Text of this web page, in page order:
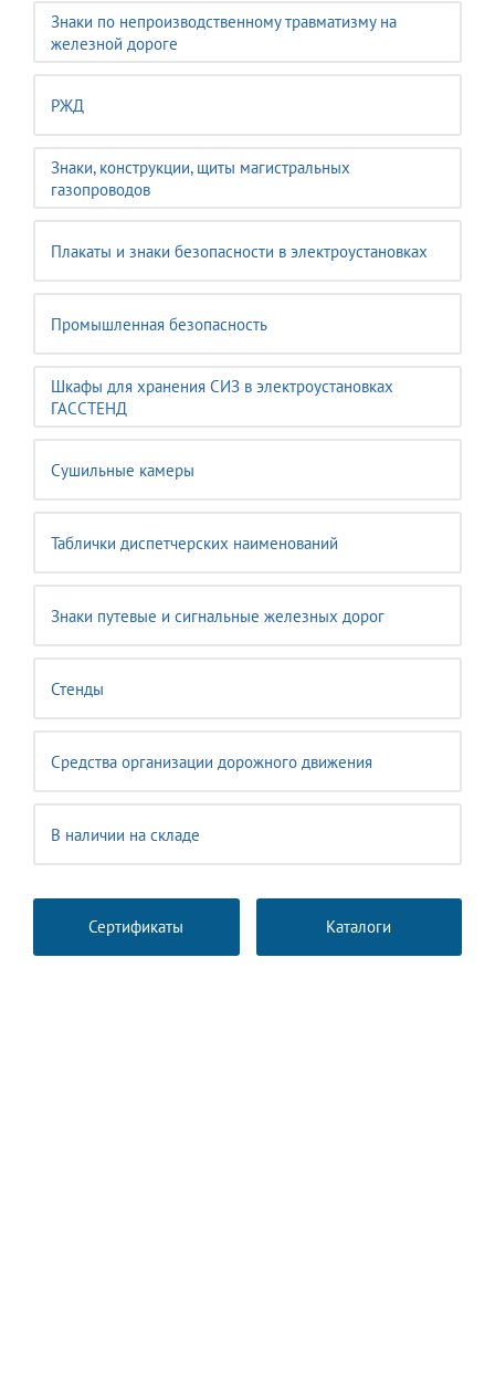
Знаки по непроизводственному травматизму на
железной дороге
РЖД
Знаки, конструкции, щиты магистральных
газопроводов
Плакаты и знаки безопасности в электроустановках
Промышленная безопасность
Шкафы для хранения СИЗ в электроустановках
ГАССТЕНД
Сушильные камеры
Таблички диспетчерских наименований
Знаки путевые и сигнальные железных дорог
Стенды
Средства организации дорожного движения
В наличии на складе
Сертификаты Каталоги